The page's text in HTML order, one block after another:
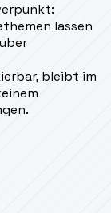
lassen
bleibt im